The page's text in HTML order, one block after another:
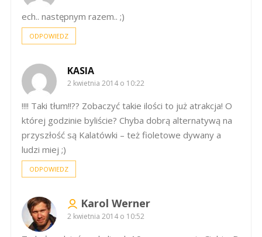
ech.. następnym razem.. ;)
ODPOWIEDZ
KASIA
2 kwietnia 2014 o 10:22
!!!! Taki tłum!!?? Zobaczyć takie ilości to już atrakcja! O
której godzinie byliście? Chyba dobrą alternatywą na
przyszłość są Kalatówki – też fioletowe dywany a
ludzi miej ;)
ODPOWIEDZ
Karol Werner
2 kwietnia 2014 o 10:52